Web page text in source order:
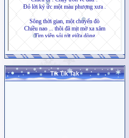
Tik Tik Tak